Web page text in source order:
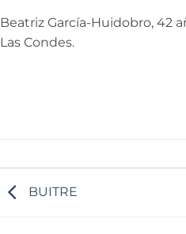
Beatriz García-Huidobro, 42
Las Condes.
BUITRE